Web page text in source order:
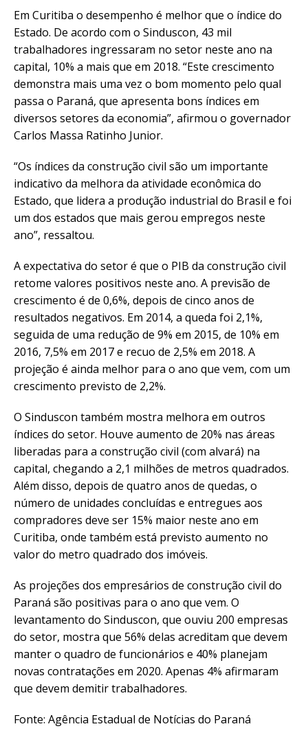
Em Curitiba o desempenho é melhor que o índice do
Estado. De acordo com o Sinduscon, 43 mil
trabalhadores ingressaram no setor neste ano na
capital, 10% a mais que em 2018. “Este crescimento
demonstra mais uma vez o bom momento pelo qual
passa o Paraná, que apresenta bons índices em
diversos setores da economia”, afirmou o governador
Carlos Massa Ratinho Junior.
“Os índices da construção civil são um importante
indicativo da melhora da atividade econômica do
Estado, que lidera a produção industrial do Brasil e foi
um dos estados que mais gerou empregos neste
ano”, ressaltou.
A expectativa do setor é que o PIB da construção civil
retome valores positivos neste ano. A previsão de
crescimento é de 0,6%, depois de cinco anos de
resultados negativos. Em 2014, a queda foi 2,1%,
seguida de uma redução de 9% em 2015, de 10% em
2016, 7,5% em 2017 e recuo de 2,5% em 2018. A
projeção é ainda melhor para o ano que vem, com um
crescimento previsto de 2,2%.
O Sinduscon também mostra melhora em outros
índices do setor. Houve aumento de 20% nas áreas
liberadas para a construção civil (com alvará) na
capital, chegando a 2,1 milhões de metros quadrados.
Além disso, depois de quatro anos de quedas, o
número de unidades concluídas e entregues aos
compradores deve ser 15% maior neste ano em
Curitiba, onde também está previsto aumento no
valor do metro quadrado dos imóveis.
As projeções dos empresários de construção civil do
Paraná são positivas para o ano que vem. O
levantamento do Sinduscon, que ouviu 200 empresas
do setor, mostra que 56% delas acreditam que devem
manter o quadro de funcionários e 40% planejam
novas contratações em 2020. Apenas 4% afirmaram
que devem demitir trabalhadores.
Fonte: Agência Estadual de Notícias do Paraná